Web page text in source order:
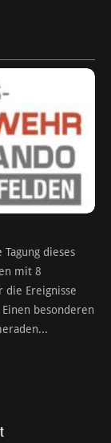
dieses
mit 8
die Ereignisse
besonderen